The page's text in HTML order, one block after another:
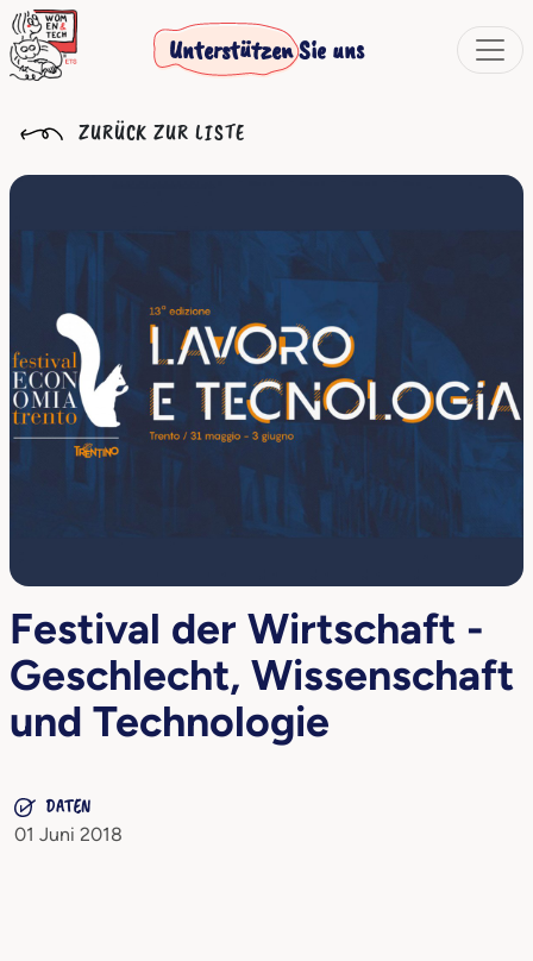
Unterstützen Sie uns
ZURÜCK ZUR LISTE
Festival der Wirtschaft -
Geschlecht, Wissenschaft
und Technologie
DATEN
01 Juni 2018